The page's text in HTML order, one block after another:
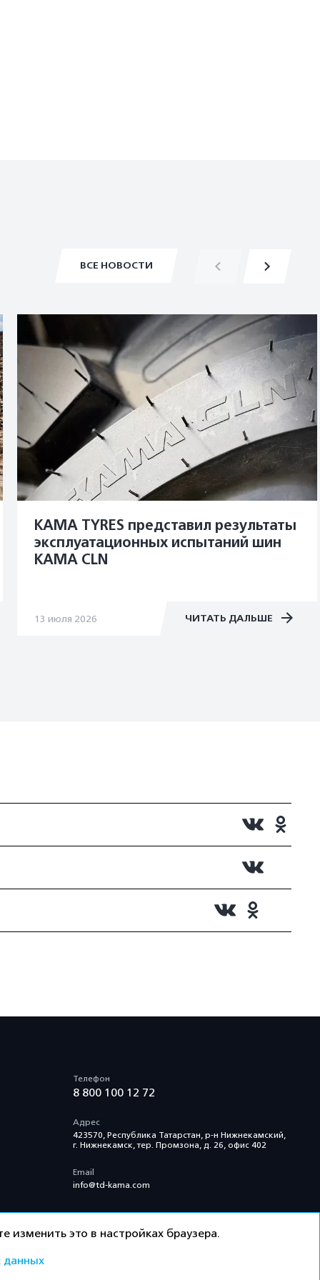
ВСЕ НОВОСТИ
KAMA TYRES представил результаты
эксплуатационных испытаний шин
KAMA CLN
13 июля 2026 ЧИТАТЬ ДАЛЬШЕ
Телефон
8 800 100 12 72
Адрес
423570, Республика Татарстан, р-н Нижнекамский,
г. Нижнекамск, тер. Промзона, д. 26, офис 402
Email
info@td-kama.com
это в настройках браузера.
данных